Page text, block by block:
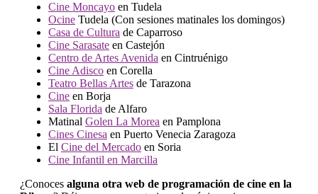
Cine Moncayo en Tudela
Ocine Tudela (Con sesiones matinales los domingos)
Casa de Cultura de Caparroso
Cine Sarasate en Castejón
Centro de Artes Avenida en Cintruénigo
Cine Adisco en Corella
Teatro Bellas Artes de Tarazona
Cine en Borja
Sala Florida de Alfaro
Matinal Golen La Morea en Pamplona
Cines Cinesa en Puerto Venecia Zaragoza
El Cine del Mercado en Soria
Cine Infantil en Marcilla
¿Conoces alguna otra web de programación de cine en la